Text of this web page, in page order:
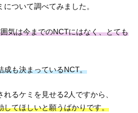
ついて調べてみました。
気は今までのNCTにはなく、とても
成も決まっているNCT。
るケミを見せる2人ですから、
してほしいと願うばかりです。